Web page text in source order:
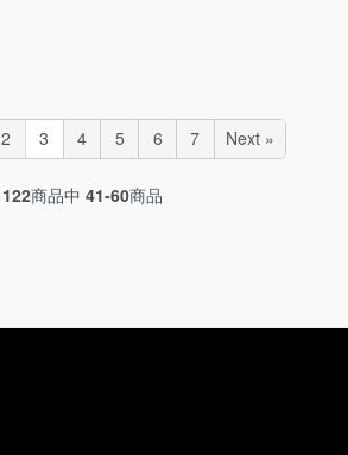
2 3 4 5 6 7 Next »
122商品中 41-60商品